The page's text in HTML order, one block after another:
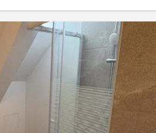
KN 5823
va s’ARRACHER À NAMUR ! 🌇
spacieuse, moderne et avec une
plus ! Situé Rue Notre-Dame à
copropriété entièrement rénovée
ce superbe appartement...